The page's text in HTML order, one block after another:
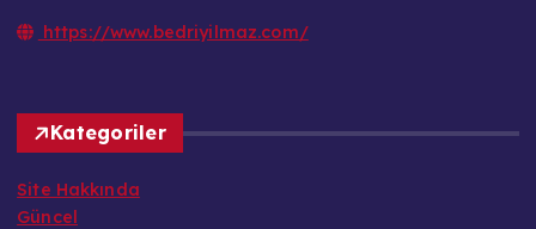
https://www.bedriyilmaz.com/
Kategoriler
Site Hakkında
Güncel